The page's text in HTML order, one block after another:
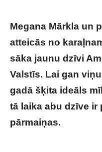
Megana Mārkla un
atteicās no
sāka jaunu dzīvi
Valstīs. Lai gan
gadā šķita ideāls
tā laika abu dzīve
pārmaiņas.